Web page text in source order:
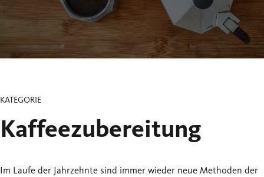
KATEGORIE
Kaffeezubereitung
Im Laufe der Jahrzehnte sind immer wieder neue Methoden der